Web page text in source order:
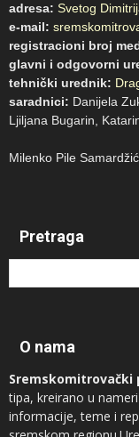
adresa: Svetog
e-mail:
registracioni broj
glavni i odgovorni
tehnički urednik:
saradnici: Danijela
Ljiljana
Milenko Pile Samardžić
Pretraga
O nama
Sremskomitrovački
tipa, kreirano u
informacije, teme i